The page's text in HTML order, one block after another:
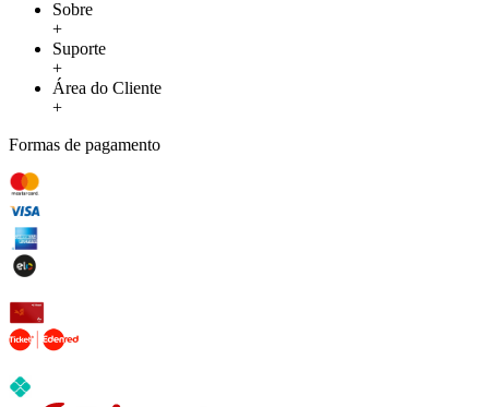
Sobre
+
Suporte
+
Área do Cliente
+
Formas de pagamento